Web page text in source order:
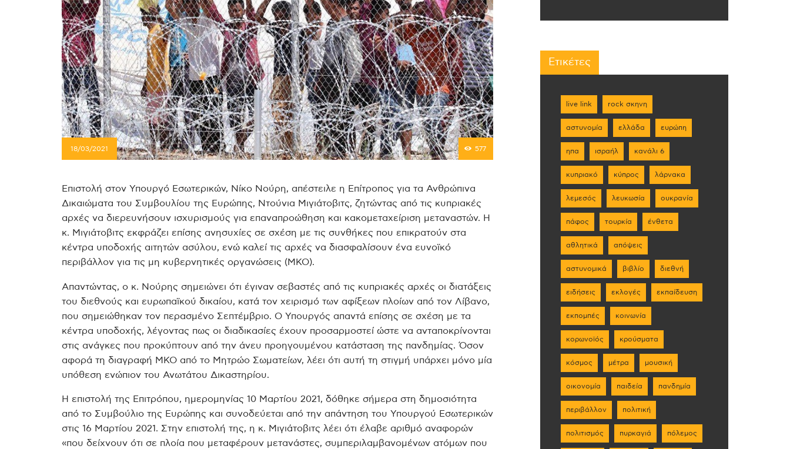
18/03/2021 577
Επιστολή στον Υπουργό Εσωτερικών, Νίκο Νούρη, απέστειλε η Επίτροπος για τα Ανθρώπινα
Δικαιώματα του Συμβουλίου της Ευρώπης, Ντούνια Μιγιάτοβιτς, ζητώντας από τις κυπριακές
αρχές να διερευνήσουν ισχυρισμούς για επαναπροώθηση και κακομεταχείριση μεταναστών. Η
κ. Μιγιάτοβιτς εκφράζει επίσης ανησυχίες σε σχέση με τις συνθήκες που επικρατούν στα
κέντρα υποδοχής αιτητών ασύλου, ενώ καλεί τις αρχές να διασφαλίσουν ένα ευνοϊκό
περιβάλλον για τις μη κυβερνητικές οργανώσεις (ΜΚΟ).
Απαντώντας, ο κ. Νούρης σημειώνει ότι έγιναν σεβαστές από τις κυπριακές αρχές οι διατάξεις
του διεθνούς και ευρωπαϊκού δικαίου, κατά τον χειρισμό των αφίξεων πλοίων από τον Λίβανο,
που σημειώθηκαν τον περασμένο Σεπτέμβριο. Ο Υπουργός απαντά επίσης σε σχέση με τα
κέντρα υποδοχής, λέγοντας πως οι διαδικασίες έχουν προσαρμοστεί ώστε να ανταποκρίνονται
στις ανάγκες που προκύπτουν από την άνευ προηγουμένου κατάσταση της πανδημίας. Όσον
αφορά τη διαγραφή ΜΚΟ από το Μητρώο Σωματείων, λέει ότι αυτή τη στιγμή υπάρχει μόνο μία
υπόθεση ενώπιον του Ανωτάτου Δικαστηρίου.
Η επιστολή της Επιτρόπου, ημερομηνίας 10 Μαρτίου 2021, δόθηκε σήμερα στη δημοσιότητα
από το Συμβούλιο της Ευρώπης και συνοδεύεται από την απάντηση του Υπουργού Εσωτερικών
στις 16 Μαρτίου 2021. Στην επιστολή της, η κ. Μιγιάτοβιτς λέει ότι έλαβε αριθμό αναφορών
«που δείχνουν ότι σε πλοία που μεταφέρουν μετανάστες, συμπεριλαμβανομένων ατόμων που
Ετικέτες
live link rock σκηνη
αστυνομία ελλάδα ευρώπη
ηπα ισραήλ κανάλι 6
κυπριακό κύπρος λάρνακα
λεμεσός λευκωσία ουκρανία
πάφος τουρκία ένθετα
αθλητικά απόψεις
αστυνομικά βιβλίο διεθνή
ειδήσεις εκλογές εκπαίδευση
εκπομπές κοινωνία
κορωνοϊός κρούσματα
κόσμος μέτρα μουσική
οικονομία παιδεία πανδημία
περιβάλλον πολιτική
πολιτισμός πυρκαγιά πόλεμος